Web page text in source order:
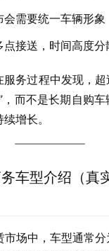
需要统一车辆形象
接送，时间高度分
务过程中发现，
，而不是长期自购
增长。
车型介绍（真
场中，车型通常分